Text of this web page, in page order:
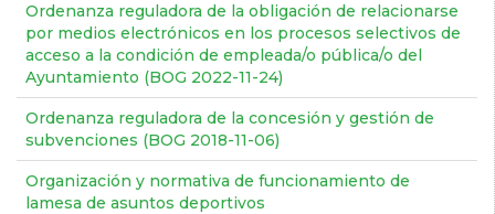
Ordenanza reguladora de la obligación de relacionarse
por medios electrónicos en los procesos selectivos de
acceso a la condición de empleada/o pública/o del
Ayuntamiento (BOG 2022-11-24)
Ordenanza reguladora de la concesión y gestión de
subvenciones (BOG 2018-11-06)
Organización y normativa de funcionamiento de
lamesa de asuntos deportivos